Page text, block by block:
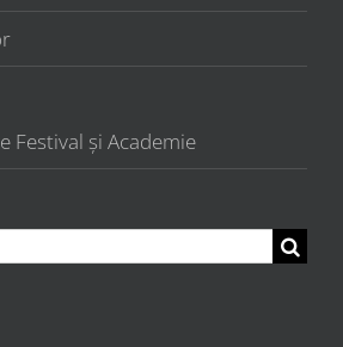
Festival și Academie